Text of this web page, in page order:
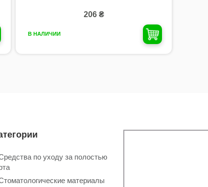
206 ₴
В НАЛИЧИИ
по уходу за полостью
материалы